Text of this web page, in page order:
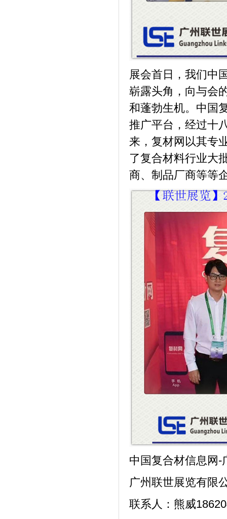
展会首日，我们中
崭露头角，向与会
和蓬勃生机。中国
推广平台，经过十
来，复材网以其专
了复合材料行业大
商、制品厂商等等
中国复合材信息网-
广州联世展览有限
联系人：熊威